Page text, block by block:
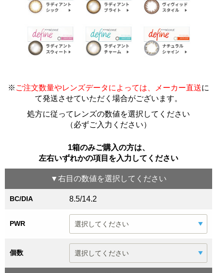
※ ご注文数量やレンズデータによっては、メーカー直送に
て発送させていただく場合がございます。
処方に従ってレンズの数値を選択してください
（必ずご入力ください）
1箱のみご購入の方は、
左右いずれかの項目を入力してください
▼右目 の数値を選択してください
BC/DIA 8.5/14.2
PWR
個数